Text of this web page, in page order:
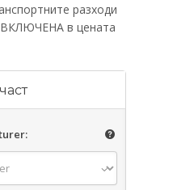
разходи
ВКЛЮЧЕНА в цената